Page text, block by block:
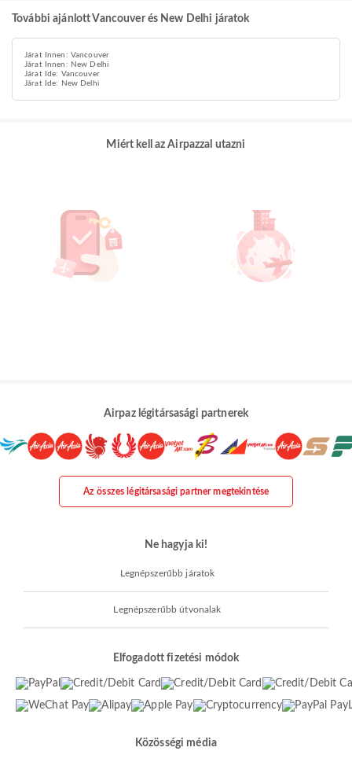
További ajánlott Vancouver és New Delhi járatok
Járat Innen: Vancouver
Járat Innen: New Delhi
Járat Ide: Vancouver
Járat Ide: New Delhi
Miért kell az Airpazzal utazni
Airpaz légitársasági partnerek
Az összes légitársasági partner megtekintése
Ne hagyja ki!
Legnépszerűbb járatok
Legnépszerűbb útvonalak
Elfogadott fizetési módok
Közösségi média